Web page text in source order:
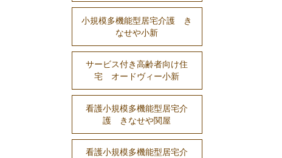
小規模多機能型居宅介護 き
なせや小新
サービス付き高齢者向け住
宅 オードヴィー小新
看護小規模多機能型居宅介
護 きなせや関屋
看護小規模多機能型居宅介